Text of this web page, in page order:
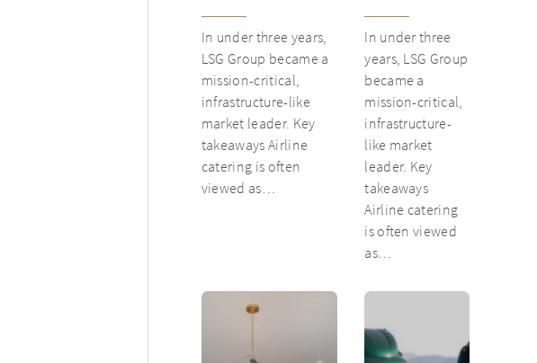
unit into culinary
champion
In under three years,
LSG Group became a
mission-critical,
infrastructure-like
market leader. Key
takeaways Airline
catering is often
viewed as…
underloved
catering unit
into culinary
champion
In under three
years, LSG Group
became a
mission-critical,
infrastructure-
like market
leader. Key
takeaways
Airline catering
is often viewed
as…